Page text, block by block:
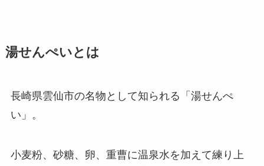
湯せんぺいとは
長崎県雲仙市の名物として知られる「湯せんぺ
い」。
小麦粉、砂糖、卵、重曹に温泉水を加えて練り上